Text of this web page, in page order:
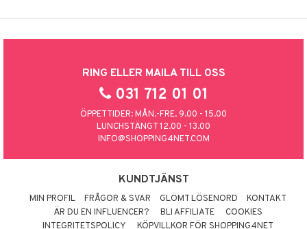
RING ELLER MAILA TILL OSS
031 712 01 01
ÖPPETTIDER: MÅN.-FRE. 9.00 - 15.00
LUNCHSTÄNGT 12.00 - 13.00
INFO@SHOPPING4NET.COM
KUNDTJÄNST
MIN PROFIL FRÅGOR & SVAR GLÖMT LÖSENORD
KONTAKT
ÄR DU EN INFLUENCER?
BLI AFFILIATE
COOKIES
INTEGRITETSPOLICY
KÖPVILLKOR FÖR SHOPPING4NET